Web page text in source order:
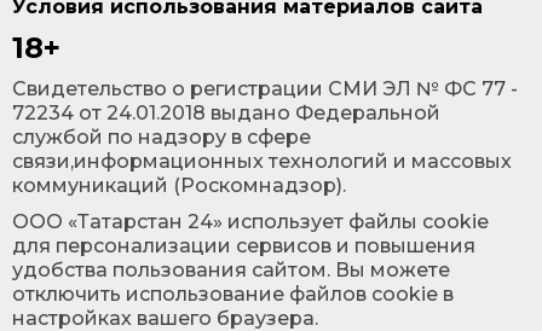
Условия использования материалов сайта
18+
Cвидетельство о регистрации СМИ ЭЛ № ФС 77 -
72234 от 24.01.2018 выдано Федеральной
службой по надзору в сфере
связи,информационных технологий и массовых
коммуникаций (Роскомнадзор).
ООО «Татарстан 24» использует файлы cookie
для персонализации сервисов и повышения
удобства пользования сайтом. Вы можете
отключить использование файлов cookie в
настройках вашего браузера.